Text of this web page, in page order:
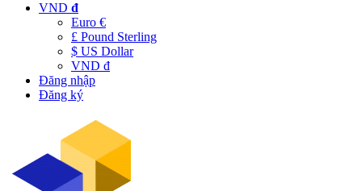
VND đ
Euro €
£ Pound Sterling
$ US Dollar
VND đ
Đăng nhập
Đăng ký